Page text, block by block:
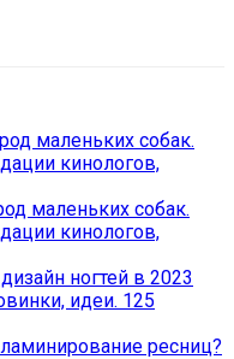
маленьких собак.
кинологов,
маленьких собак.
кинологов,
ногтей в 2023
идеи. 125
ресниц?